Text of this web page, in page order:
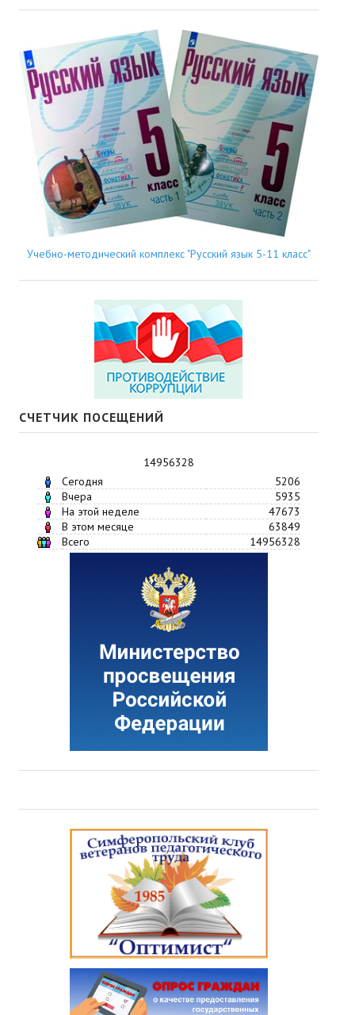
Учебно-методический комплекс "Русский язык 5-11 класс"
СЧЕТЧИК ПОСЕЩЕНИЙ
14956328
Сегодня
5206
Вчера
5935
На этой неделе
47673
В этом месяце
63849
Всего
14956328